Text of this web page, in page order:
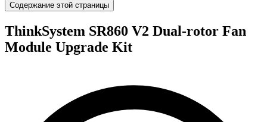
Содержание этой страницы
ThinkSystem SR860 V2 Dual-rotor Fan
Module Upgrade Kit